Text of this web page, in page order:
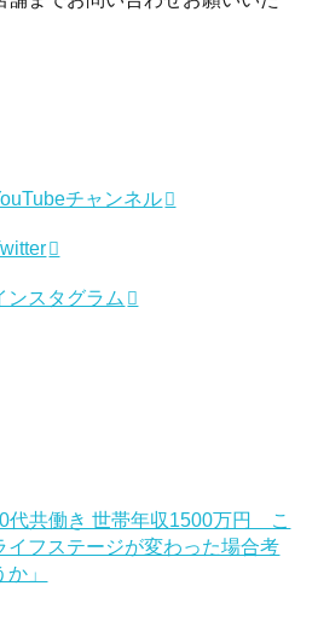
チャンネル
ンスタグラム
代共働き 世帯年収1500万円 こ
イフステージが変わった場合考
」